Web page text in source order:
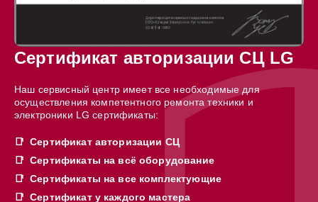
Сертификат авторизации СЦ LG
Наш сервисный центр имеет все необходимые для
осуществления компетентного ремонта техники и
электроники LG сертификаты:
Сертификат авторизации СЦ
Сертификаты на всё оборудование
Сертификаты на все комплектующие
Сертификат у каждого мастера